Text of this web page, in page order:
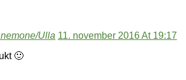
Ulla 11. november 2016 At 19:17
🙂